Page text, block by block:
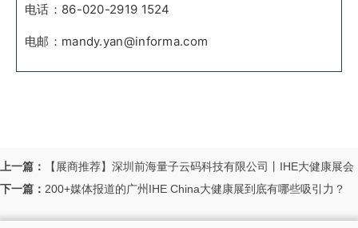
电话：86-020-2919 1524
电邮：mandy.yan@informa.com
上一篇：
【展商推荐】深圳前海量子云码科技有限公司丨IHE大健康展会
下一篇： 200+媒体报道的广州IHE China大健康展到底有哪些吸引力？